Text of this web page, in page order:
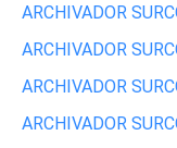
ARCHIVADOR
ARCHIVADOR
ARCHIVADOR
ARCHIVADOR